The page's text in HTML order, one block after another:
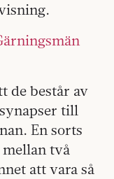
de består av
till
En sorts
två
att vara så